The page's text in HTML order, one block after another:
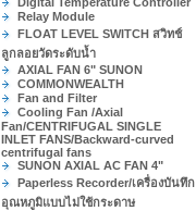
Relay Module
FLOAT LEVEL SWITCH สวิทช์
ลูกลอยวัดระดับน้ำ
AXIAL FAN 6" SUNON
COMMONWEALTH
Fan and Filter
Cooling Fan /Axial
Fan/CENTRIFUGAL SINGLE
INLET FANS/Backward-curved
centrifugal fans
SUNON AXIAL AC FAN 4"
Paperless Recorder/เครื่องบันทึก
อุณหภูมิแบบไม่ใช้กระดาษ